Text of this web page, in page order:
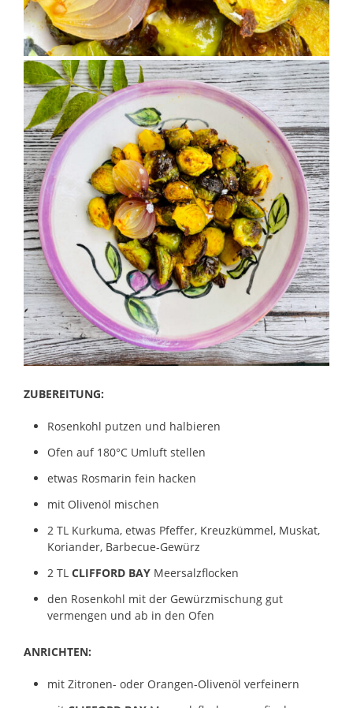
ZUBEREITUNG:
Rosenkohl putzen und halbieren
Ofen auf 180°C Umluft stellen
etwas Rosmarin fein hacken
mit Olivenöl mischen
2 TL Kurkuma, etwas Pfeffer, Kreuzkümmel, Muskat,
Koriander, Barbecue-Gewürz
2 TL CLIFFORD BAY Meersalzflocken
den Rosenkohl mit der Gewürzmischung gut
vermengen und ab in den Ofen
ANRICHTEN:
mit Zitronen- oder Orangen-Olivenöl verfeinern